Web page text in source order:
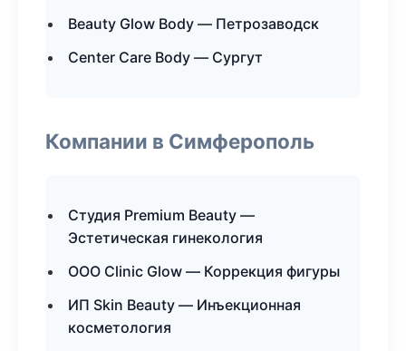
Beauty Glow Body — Петрозаводск
Center Care Body — Сургут
Компании в Симферополь
Студия Premium Beauty —
Эстетическая гинекология
ООО Clinic Glow — Коррекция фигуры
ИП Skin Beauty — Инъекционная
косметология